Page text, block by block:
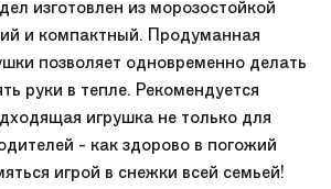
изготовлен из морозостойкой
и компактный. Продуманная
позволяет одновременно делать
руки в тепле. Рекомендуется
игрушка не только для
- как здорово в погожий
игрой в снежки всей семьей!